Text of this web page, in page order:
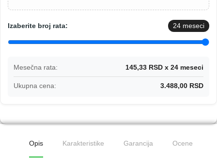
Izaberite broj rata: 24 meseci
Mesečna rata: 145,33 RSD x 24 meseci
Ukupna cena: 3.488,00 RSD
Opis Karakteristike Garancija Ocene